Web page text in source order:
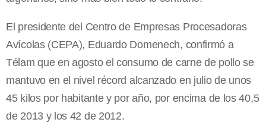
El presidente del Centro de Empresas Procesadoras
Avícolas (CEPA), Eduardo Domenech, confirmó a
Télam que en agosto el consumo de carne de pollo se
mantuvo en el nivel récord alcanzado en julio de unos
45 kilos por habitante y por año, por encima de los 40,5
de 2013 y los 42 de 2012.